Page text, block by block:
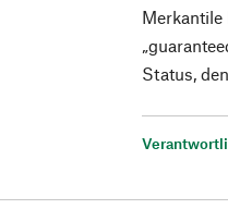
Status,